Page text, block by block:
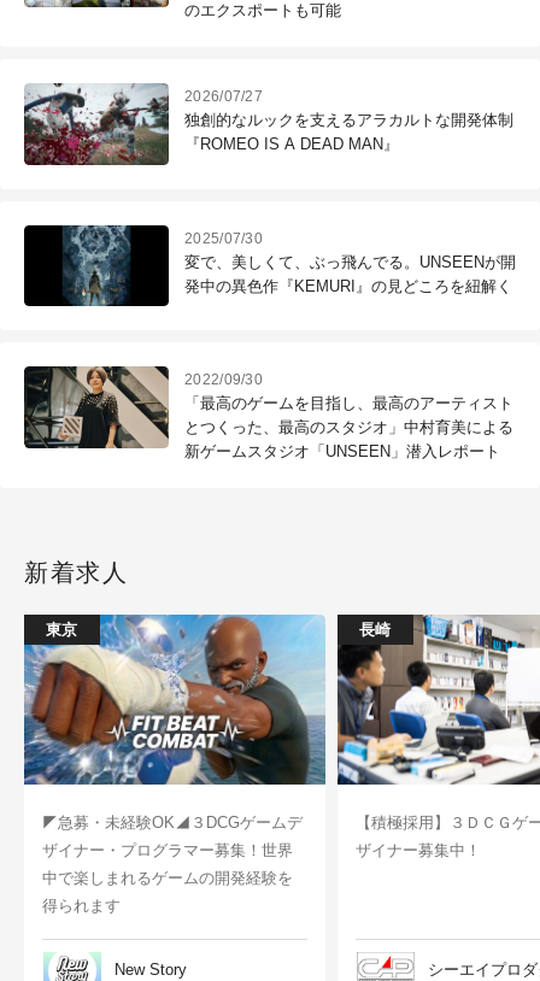
のエクスポートも可能
2026/07/27
独創的なルックを支えるアラカルトな開発体制
『ROMEO IS A DEAD MAN』
2025/07/30
変で、美しくて、ぶっ飛んでる。UNSEENが開
発中の異色作『KEMURI』の見どころを紐解く
2022/09/30
「最高のゲームを目指し、最高のアーティスト
とつくった、最高のスタジオ」中村育美による
新ゲームスタジオ「UNSEEN」潜入レポート
新着求人
東京
◤急募・未経験OK◢３DCGゲームデ
ザイナー・プログラマー募集！世界
中で楽しまれるゲームの開発経験を
得られます
New Story
長崎
【積極採用】３ＤＣＧゲ
ザイナー募集中！
シーエイプロ